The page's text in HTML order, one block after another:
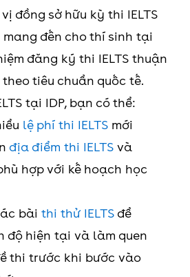
cao đúng ngữ cảnh.
sau khi học unit IT
bạn có thể tự luyện
câu hỏi Speaking Part 3
think technology has
people more dependent
online learning replace
classroom
does social media affect
Làm bài Listening có
transcript, phân tích
cách paraphrase;
luyện Reading theo
thời gian
Tập trung chủ đề
công nghệ/xã hội
Writing Task 2 và
luyện Speaking Part
3
đồng sở hữu kỳ thi IELTS
mang đến cho thí sinh tại
đăng ký thi IELTS thuận
tiêu chuẩn quốc tế.
tại IDP, bạn có thể:
lệ phí thi IELTS mới
địa điểm thi IELTS và
hợp với kế hoạch học
bài thi thử IELTS để
độ hiện tại và làm quen
thi trước khi bước vào